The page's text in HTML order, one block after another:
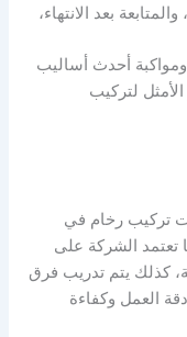
بعد الانتهاء،
أحدث أساليب
الأمثل لتركيب
تركيب رخام في
تعتمد الشركة على
كذلك يتم تدريب فرق
العمل وكفاءة